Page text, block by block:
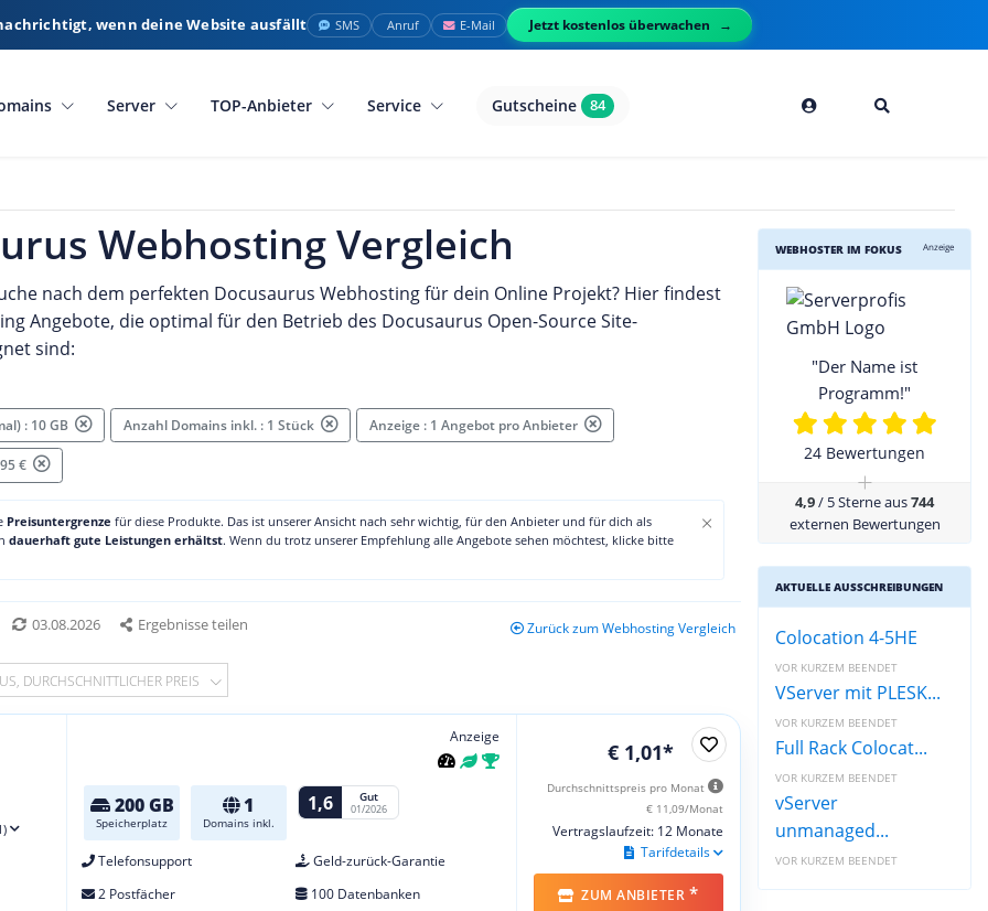
wenn deine Website ausfällt SMS Anruf E-Mail Jetzt kostenlos überwachen
Server TOP-Anbieter Service Gutscheine 84
Webhosting Vergleich
nach dem perfekten Docusaurus Webhosting für dein Online Projekt? Hier findest
Angebote, die optimal für den Betrieb des Docusaurus Open-Source Site-
sind:
: 10 GB Anzahl Domains inkl. : 1 Stück Anzeige : 1 Angebot pro Anbieter
€
×
Preisuntergrenze für diese Produkte. Das ist unserer Ansicht nach sehr wichtig, für den Anbieter und für dich als
dauerhaft gute Leistungen erhältst. Wenn du trotz unserer Empfehlung alle Angebote sehen möchtest, klicke bitte
03.08.2026 Ergebnisse teilen Zurück zum Webhosting Vergleich
DURCHSCHNITTLICHER PREIS
Anzeige
200 GB
Speicherplatz
1
Domains inkl.
1,6 Gut
01/2026
Telefonsupport
Geld-zurück-Garantie
2 Postfächer
100 Datenbanken
€ 1,01*
Durchschnittspreis pro Monat
€ 11,09/Monat
Vertragslaufzeit: 12 Monate
Tarifdetails
ZUM ANBIETER *
WEBHOSTER IM FOKUS Anzeige
"Der Name ist
Programm!"
24 Bewertungen
+
4,9/ 5 Sterne aus744
externen Bewertungen
AKTUELLE AUSSCHREIBUNGEN
Colocation 4-5HE
VOR KURZEM BEENDET
VServer mit PLESK...
VOR KURZEM BEENDET
Full Rack Colocat...
VOR KURZEM BEENDET
vServer
unmanaged...
VOR KURZEM BEENDET